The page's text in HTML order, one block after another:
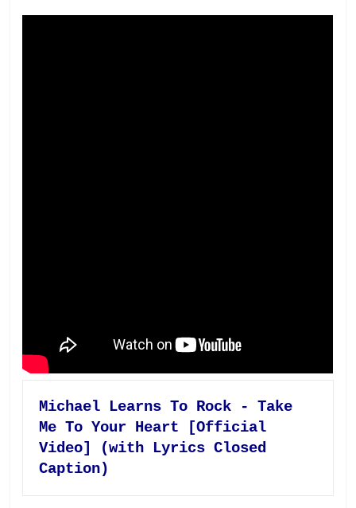
Michael Learns To Rock - Take
Me To Your Heart [Official
Video] (with Lyrics Closed
Caption)